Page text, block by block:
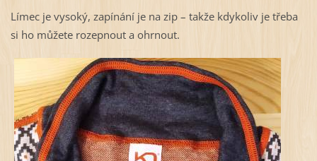
Límec je vysoký, zapínání je na zip – takže kdykoliv je třeba
si ho můžete rozepnout a ohrnout.